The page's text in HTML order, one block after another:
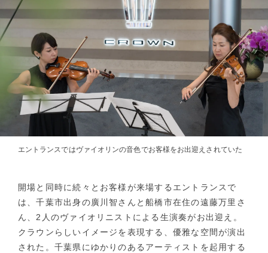
エントランスではヴァイオリンの音色でお客様をお出迎えされていた
開場と同時に続々とお客様が来場するエントランスで
は、千葉市出身の廣川智さんと船橋市在住の遠藤万里さ
ん、2人のヴァイオリニストによる生演奏がお出迎え。
クラウンらしいイメージを表現する、優雅な空間が演出
された。千葉県にゆかりのあるアーティストを起用する